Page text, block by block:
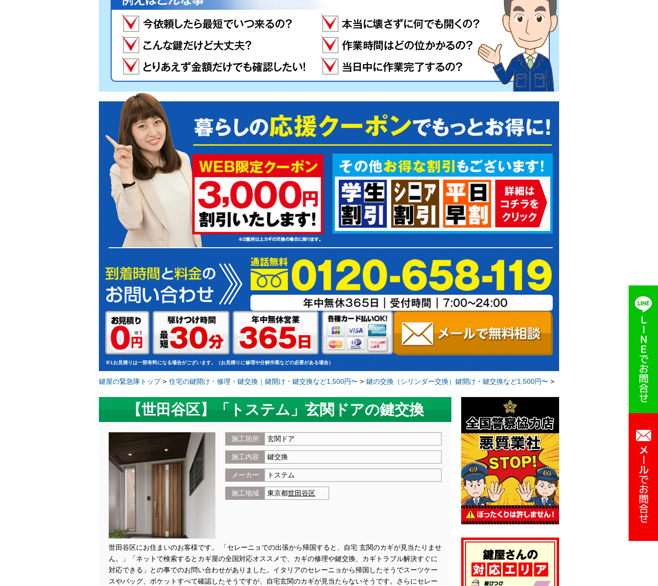
※1お見積りは一部有料になる場合がございます。（お見積りに修理や分解作業などの必要がある場合）
鍵屋の緊急隊トップ> 住宅の鍵開け・修理・鍵交換｜鍵開け・鍵交換など1,500円〜 > 鍵の交換（シリンダー交換）鍵開け・鍵交換など1,500円〜 > 【世田谷区】「トステム」玄関
【世田谷区】「トステム」玄関ドアの鍵交換
施工箇所 玄関ドア
施工内容 鍵交換
メーカー トステム
施工地域 東京都世田谷区
世田谷区にお住まいのお客様です。 「セレーニョでの出張から帰国すると、自宅 玄関のカギが見当たりませ
ん。」「ネットで検索するとカギ屋の全国対応オススメで、カギの修理や鍵交換、カギトラブル解決すぐに
対応できる」との事でのお問い合わせがありました。イタリアのセレーニョから帰国したそうでスーツケー
スやバッグ、ポケットすべて確認したそうですが、自宅玄関のカギが見当たらないそうです。さらにセレー